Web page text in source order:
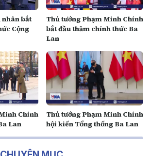
nhân bắt
Cộng
Thủ tướng Phạm Minh Chính
bắt đầu thăm chính thức Ba
Lan
Chính
Lan
Thủ tướng Phạm Minh Chính
hội kiến Tổng thống Ba Lan